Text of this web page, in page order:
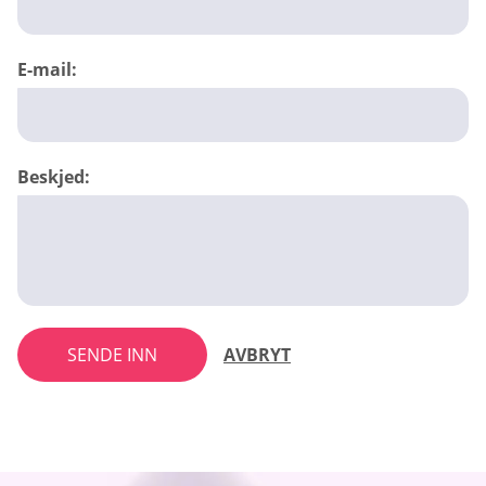
E-mail:
Beskjed:
SENDE INN AVBRYT